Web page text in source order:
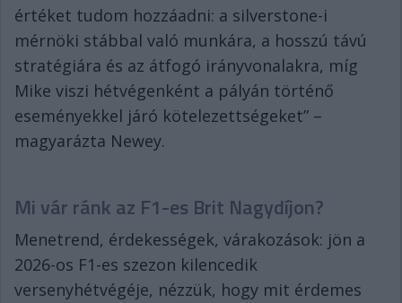
értéket tudom hozzáadni: a silverstone-i
mérnöki stábbal való munkára, a hosszú távú
stratégiára és az átfogó irányvonalakra, míg
Mike viszi hétvégenként a pályán történő
eseményekkel járó kötelezettségeket” –
magyarázta Newey.
Mi vár ránk az F1-es Brit Nagydíjon?
Menetrend, érdekességek, várakozások: jön a
2026-os F1-es szezon kilencedik
versenyhétvégéje, nézzük, hogy mit érdemes